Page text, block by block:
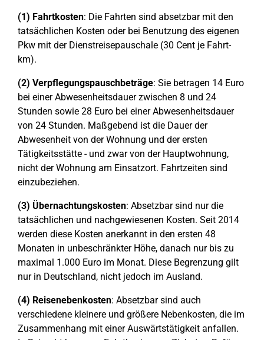
(1) Fahrtkosten: Die Fahrten sind absetzbar mit den
tatsächlichen Kosten oder bei Benutzung des eigenen
Pkw mit der Dienstreisepauschale (30 Cent je Fahrt-
km).
(2) Verpflegungspauschbeträge: Sie betragen 14 Euro
bei einer Abwesenheitsdauer zwischen 8 und 24
Stunden sowie 28 Euro bei einer Abwesenheitsdauer
von 24 Stunden. Maßgebend ist die Dauer der
Abwesenheit von der Wohnung und der ersten
Tätigkeitsstätte - und zwar von der Hauptwohnung,
nicht der Wohnung am Einsatzort. Fahrtzeiten sind
einzubeziehen.
(3) Übernachtungskosten: Absetzbar sind nur die
tatsächlichen und nachgewiesenen Kosten. Seit 2014
werden diese Kosten anerkannt in den ersten 48
Monaten in unbeschränkter Höhe, danach nur bis zu
maximal 1.000 Euro im Monat. Diese Begrenzung gilt
nur in Deutschland, nicht jedoch im Ausland.
(4) Reisenebenkosten: Absetzbar sind auch
verschiedene kleinere und größere Nebenkosten, die im
Zusammenhang mit einer Auswärtstätigkeit anfallen.